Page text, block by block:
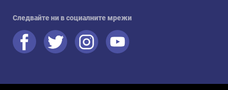
Следвайте ни в социалните мрежи